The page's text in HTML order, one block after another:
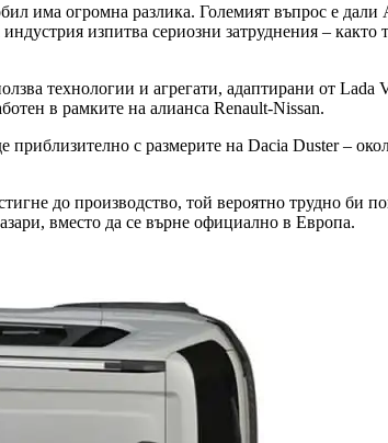
има огромна разлика. Големият въпрос е
индустрия изпитва сериозни затруднения –
технологии и агрегати, адаптирани от
в рамките на алианса Renault-Nissan.
приблизително с размерите на Dacia Duster –
до производство, той вероятно трудно би
вместо да се върне официално в Европа.